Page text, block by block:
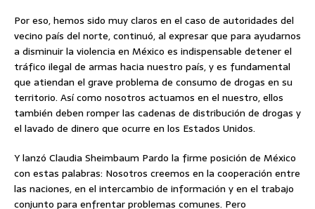
Por eso, hemos sido muy claros en el caso de autoridades del
vecino país del norte, continuó, al expresar que para ayudarnos
a disminuir la violencia en México es indispensable detener el
tráfico ilegal de armas hacia nuestro país, y es fundamental
que atiendan el grave problema de consumo de drogas en su
territorio. Así como nosotros actuamos en el nuestro, ellos
también deben romper las cadenas de distribución de drogas y
el lavado de dinero que ocurre en los Estados Unidos.
Y lanzó Claudia Sheimbaum Pardo la firme posición de México
con estas palabras: Nosotros creemos en la cooperación entre
las naciones, en el intercambio de información y en el trabajo
conjunto para enfrentar problemas comunes. Pero